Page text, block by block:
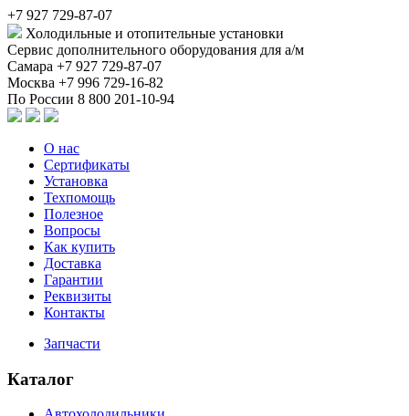
+7 927 729-87-07
Холодильные и отопительные установки
Сервис дополнительного оборудования для а/м
Самара +7 927 729-87-07
Москва +7 996 729-16-82
По России 8 800 201-10-94
О нас
Сертификаты
Установка
Техпомощь
Полезное
Вопросы
Как купить
Доставка
Гарантии
Реквизиты
Контакты
Запчасти
Каталог